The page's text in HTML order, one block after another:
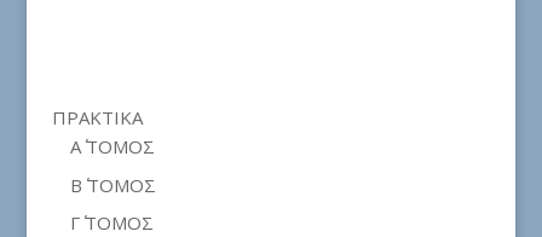
ΠΡΑΚΤΙΚΑ
Α΄ ΤΟΜΟΣ
Β΄ ΤΟΜΟΣ
Γ΄ ΤΟΜΟΣ